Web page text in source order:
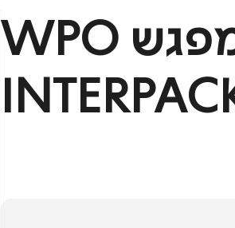
וובינר תובנות ממפגש WPO